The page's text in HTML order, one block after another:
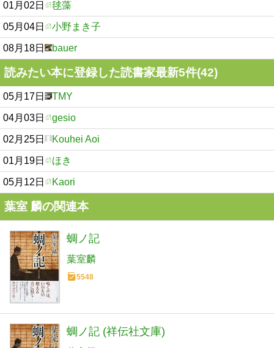
01月02日 毬藻
05月04日 小野まき子
08月18日 bauer
読みたい本に登録した読書家最新5件(42)
05月17日 TMY
04月03日 gesio
02月25日 Kouhei Aoi
01月19日 ほき
05月12日 Kaori
葉室 麟の関連本
蜩ノ記
葉室麟
5548
蜩ノ記 (祥伝社文庫)